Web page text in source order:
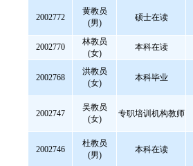
2002772
黄教员
(男)
硕士在读
2002770
林教员
(女)
本科在读
2002768
洪教员
(女)
本科毕业
2002747
吴教员
(女)
专职培训机构教师
2002746
杜教员
(男)
本科在读